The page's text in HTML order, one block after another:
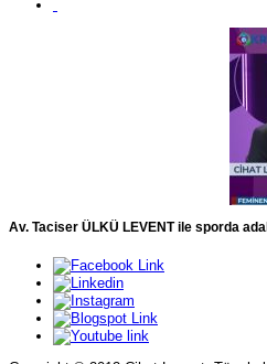
Av. Taciser ÜLKÜ LEVENT ile sporda